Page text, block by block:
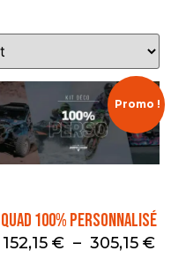
Promo !
Quad 100% Personnalisé
152,15 € – 305,15 €